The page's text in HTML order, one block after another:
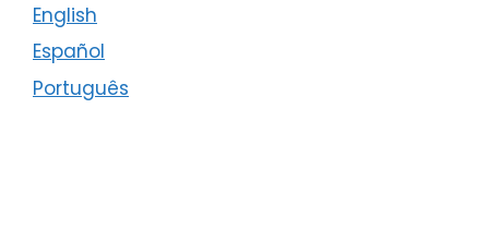
English
Español
Português